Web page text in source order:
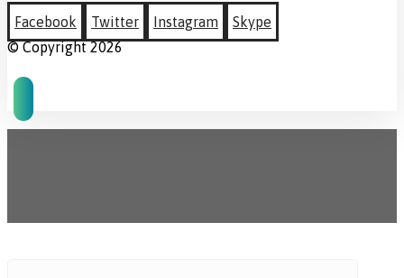
Facebook
Twitter Instagram
Skype
© Copyright 2026